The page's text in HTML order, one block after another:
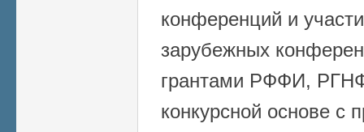
конференций и
зарубежных
грантами РФФИ,
конкурсной основе с